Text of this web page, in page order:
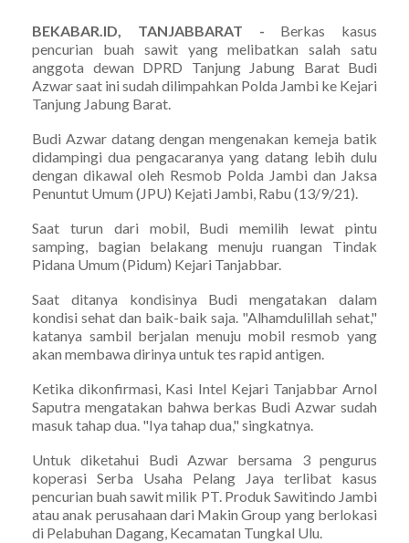
BEKABAR.ID, TANJABBARAT - Berkas kasus
pencurian buah sawit yang melibatkan salah satu
anggota dewan DPRD Tanjung Jabung Barat Budi
Azwar saat ini sudah dilimpahkan Polda Jambi ke Kejari
Tanjung Jabung Barat.
Budi Azwar datang dengan mengenakan kemeja batik
didampingi dua pengacaranya yang datang lebih dulu
dengan dikawal oleh Resmob Polda Jambi dan Jaksa
Penuntut Umum (JPU) Kejati Jambi, Rabu (13/9/21).
Saat turun dari mobil, Budi memilih lewat pintu
samping, bagian belakang menuju ruangan Tindak
Pidana Umum (Pidum) Kejari Tanjabbar.
Saat ditanya kondisinya Budi mengatakan dalam
kondisi sehat dan baik-baik saja. "Alhamdulillah sehat,"
katanya sambil berjalan menuju mobil resmob yang
akan membawa dirinya untuk tes rapid antigen.
Ketika dikonfirmasi, Kasi Intel Kejari Tanjabbar Arnol
Saputra mengatakan bahwa berkas Budi Azwar sudah
masuk tahap dua. "Iya tahap dua," singkatnya.
Untuk diketahui Budi Azwar bersama 3 pengurus
koperasi Serba Usaha Pelang Jaya terlibat kasus
pencurian buah sawit milik PT. Produk Sawitindo Jambi
atau anak perusahaan dari Makin Group yang berlokasi
di Pelabuhan Dagang, Kecamatan Tungkal Ulu.